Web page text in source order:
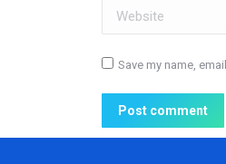
Website
Save my name,
Post comment